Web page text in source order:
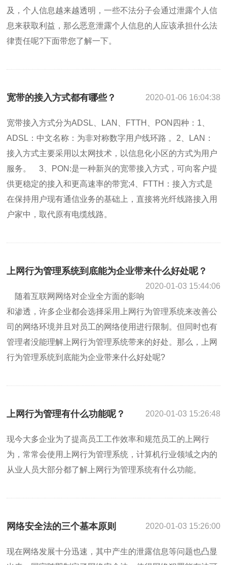
及，个人信息越来越透明，一些不法分子会通过泄露个人信
息来获取利益，那么恶意泄露个人信息的人应该承担什么法
律责任呢?下面带您了解一下。
宽带的接入方式都有哪些？ 2020-01-06 16:04:38
宽带接入方式分为ADSL、LAN、FTTH、PON四种：1、
ADSL：中文名称：为非对称数字用户线环路 。2、LAN：
接入方式主要采用以太网技术，以信息化小区的方式为用户
服务。 3、PON:是一种新兴的宽带接入方式，可向客户提
供更稳定的接入和更高速率的带宽;4、FTTH：接入方式是
在保持用户现有通信业务的基础上，直接将光纤线路接入用
户家中，取代原有电缆线路。
上网行为管理系统到底能为企业带来什么好处呢？
2020-01-03 15:44:06
随着互联网网络对企业全方面的影响
和渗透，许多企业都会选择采用上网行为管理系统来改善公
司的网络环境并且对员工的网络使用进行限制。但同时也有
管理者没能理解上网行为管理系统带来的好处。那么，上网
行为管理系统到底能为企业带来什么好处呢?
上网行为管理有什么功能呢？ 2020-01-03 15:26:48
现今大多企业为了提高员工工作效率和规范员工的上网行
为，常常会使用上网行为管理系统，计算机行业领域之内的
从业人员大部分都了解上网行为管理系统有什么功能。
网络安全法的三个基本原则 2020-01-03 15:26:00
现在网络发展十分迅速，其中产生的泄露信息等问题也凸显